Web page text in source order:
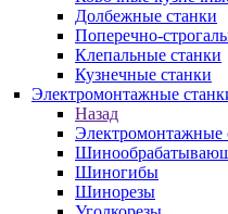
Долбежные станки
Поперечно-
Клепальные станки
Кузнечные станки
Электромонтажные
Назад
Электромонтажные
Шиногибы
Шинорезы